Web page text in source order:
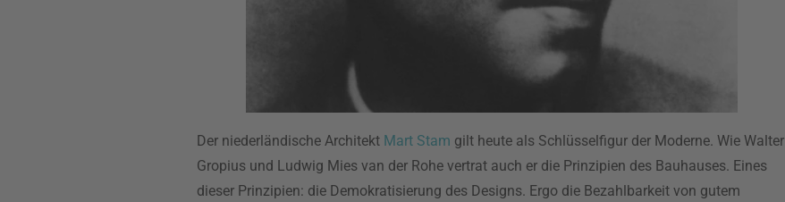
Der niederländische Architekt Mart Stam gilt heute als Schlüsselfigur der Moderne. Wie Walter
Gropius und Ludwig Mies van der Rohe vertrat auch er die Prinzipien des Bauhauses. Eines
dieser Prinzipien: die Demokratisierung des Designs. Ergo die Bezahlbarkeit von gutem